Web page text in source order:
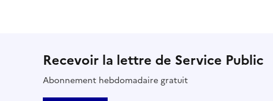
Recevoir la lettre de Service Public
Abonnement hebdomadaire gratuit